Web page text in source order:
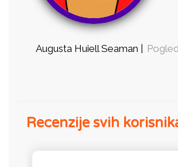
Augusta Huiell Seaman |
Recenzije svih